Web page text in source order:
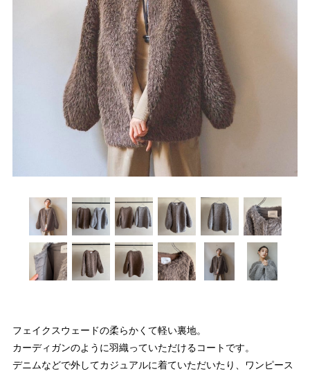
フェイクスウェードの柔らかくて軽い裏地。
カーディガンのように羽織っていただけるコートです。
デニムなどで外してカジュアルに着ていただいたり、ワンピース